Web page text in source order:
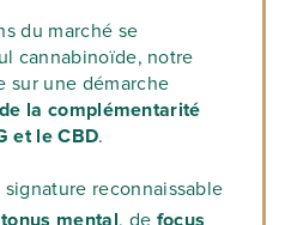
du marché se
cannabinoïde, notre
sur une démarche
la complémentarité
et le CBD.
signature reconnaissable
tonus mental, de focus